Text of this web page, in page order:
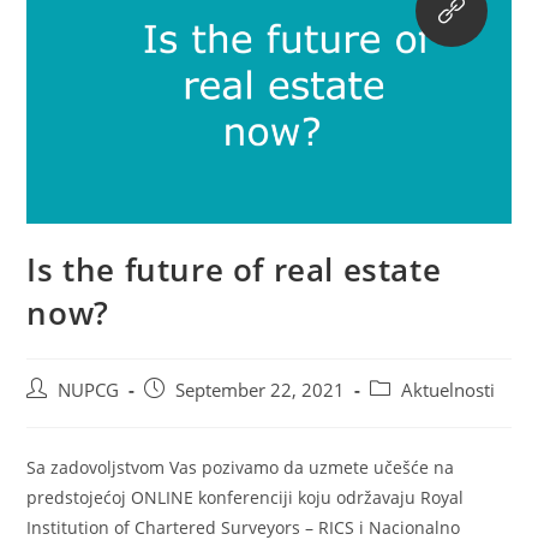
Is the future of real estate
now?
PostNUPCG
PostSeptember 22, 2021
PostAktuelnosti
Sa zadovoljstvom Vas pozivamo da uzmete učešće na
predstojećoj ONLINE konferenciji koju održavaju Royal
Institution of Chartered Surveyors – RICS i Nacionalno